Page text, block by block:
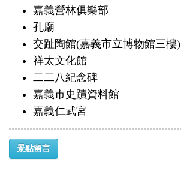
嘉義營林俱樂部
孔廟
交趾陶館(嘉義市立博物館三樓)
祥太文化館
二二八紀念碑
嘉義市史蹟資料館
嘉義仁武宮
景點留言